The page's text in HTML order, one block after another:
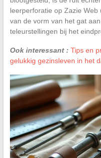
leerperforatie op Zazie
van de vorm van het gat
teleurstellingen bij het
Ook interessant : Tips en
gelukkig gezinsleven in het